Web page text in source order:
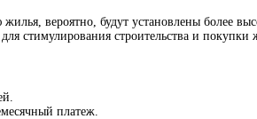
вероятно, будут установлены более
стимулирования строительства и покупки
платеж.